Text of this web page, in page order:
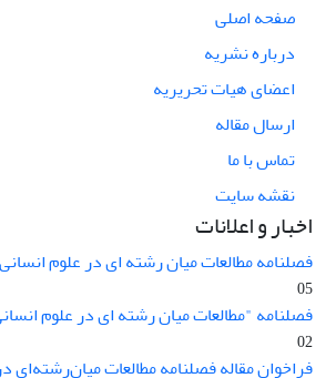
صفحه اصلی
درباره نشریه
اعضای هیات تحریریه
ارسال مقاله
تماس با ما
نقشه سایت
اخبار و اعلانات
فصلنامه مطالعات میان رشته ای در علوم
05
فصلنامه "مطالعات میان رشته ای در علوم
02
فراخوان مقاله فصلنامه مطالعات میان‌رشته‌ای